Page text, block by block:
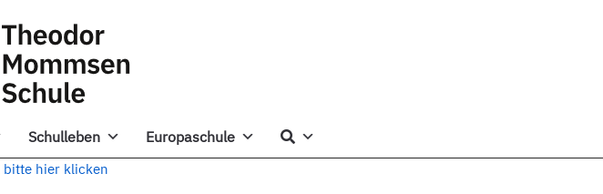
Schulleben Europaschule
bitte hier klicken